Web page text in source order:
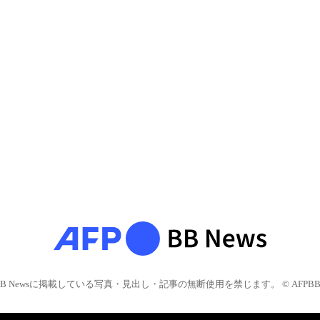
Newsに掲載している写真・見出し・記事の無断使用を禁じます。 © AFPBB